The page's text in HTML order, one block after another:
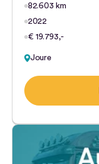
82.603 km
2022
€ 19.793,-
Joure